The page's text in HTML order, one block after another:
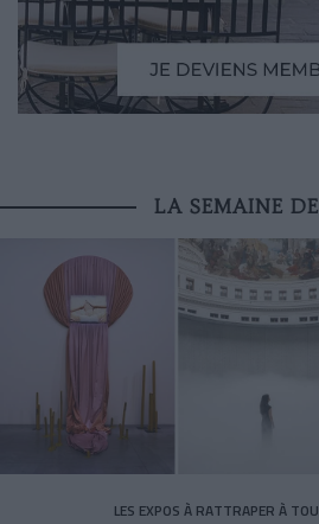
LA SEMAINE
LES EXPOS À RATTRAPER À